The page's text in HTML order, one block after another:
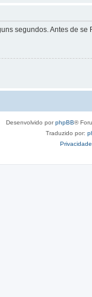
segundos. Antes de
Desenvolvido porphpBB®
Traduzido por:
Privacidade